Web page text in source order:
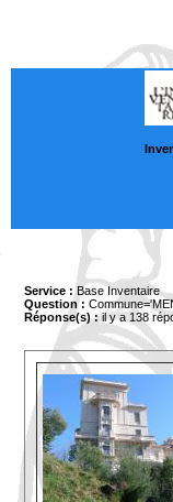
Service : Base Inventaire
Question :
Réponse(s) :il y a 138